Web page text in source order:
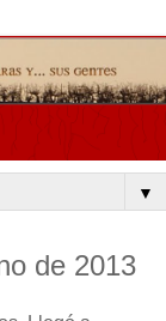
▼
de 2013